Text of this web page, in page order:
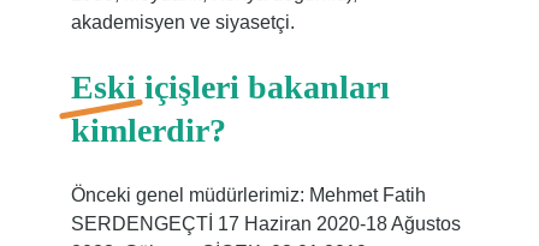
akademisyen ve siyasetçi.
Eski içişleri bakanları
kimlerdir?
Önceki genel müdürlerimiz: Mehmet Fatih
SERDENGEÇTİ 17 Haziran 2020-18 Ağustos